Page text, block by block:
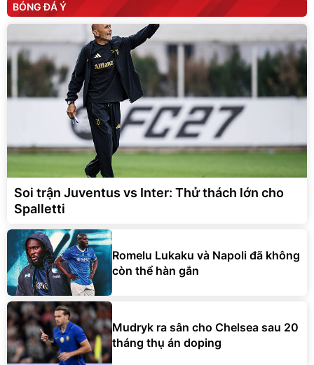
BÓNG ĐÁ Ý
Soi trận Juventus vs Inter: Thử thách lớn cho
Spalletti
Romelu Lukaku và Napoli đã không
còn thể hàn gắn
Mudryk ra sân cho Chelsea sau 20
tháng thụ án doping